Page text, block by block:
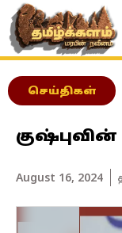
செய்திகள்
குஷ்புவின்
August 16, 2024